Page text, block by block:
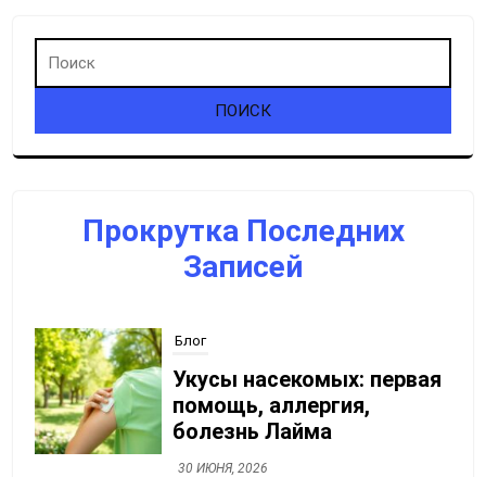
Прокрутка Последних
Записей
Блог
Гидроцеле,
сперматоцеле, кисты
придатков
30 ИЮНЯ, 2026